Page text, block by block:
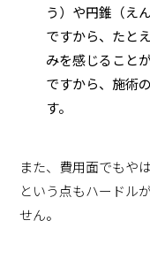
う）や円錐（え
ですから、たと
みを感じること
ですから、施術
す。
また、費用面でもや
という点もハードル
せん。